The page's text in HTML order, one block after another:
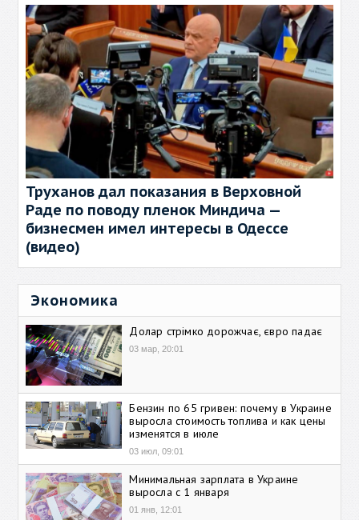
Труханов дал показания в Верховной
Раде по поводу пленок Миндича —
бизнесмен имел интересы в Одессе
(видео)
Экономика
Долар стрімко дорожчає, євро падає
03 мар, 20:01
Бензин по 65 гривен: почему в Украине
выросла стоимость топлива и как цены
изменятся в июле
03 июл, 09:01
Минимальная зарплата в Украине
выросла с 1 января
01 янв, 12:01